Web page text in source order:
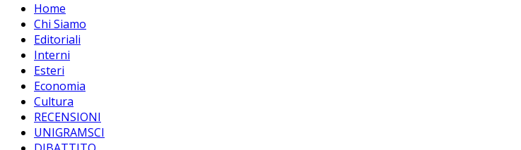
Home
Chi Siamo
Editoriali
Interni
Esteri
Economia
Cultura
RECENSIONI
UNIGRAMSCI